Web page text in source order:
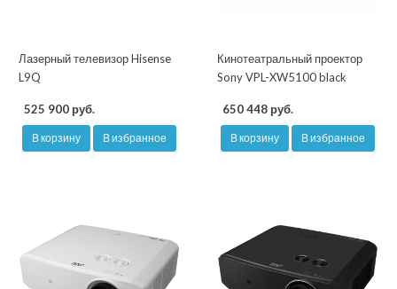
Лазерный телевизор Hisense
L9Q
525 900 руб.
В корзину В избранное
Кинотеатральный проектор
Sony VPL-XW5100 black
650 448 руб.
В корзину В избранное